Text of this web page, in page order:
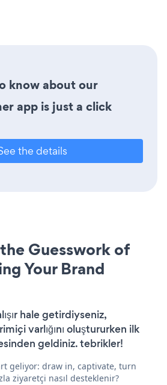
know about our
app is just a click
the details
Guesswork of
Your Brand
hale getirdiyseniz,
varlığını oluştururken ilk
geldiniz. tebrikler!
geliyor: draw in, captivate, turn
ziyaretçi nasıl desteklenir?